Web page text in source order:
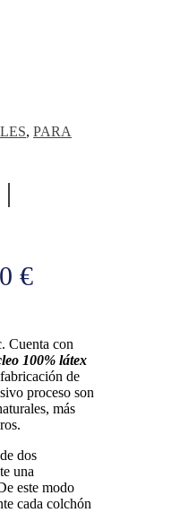
, PARA
€Rango
precios:
desde
1.327,00 €
4.656,00 €
Cuenta con
100% látex
de
proceso son
más
dos
una
este modo
cada colchón